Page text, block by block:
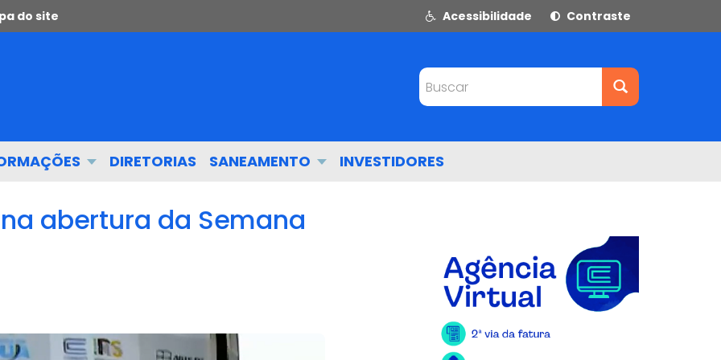
do site Acessibilidade Contraste
Buscar
DIRETORIAS SANEAMENTO INVESTIDORES
abertura da Semana